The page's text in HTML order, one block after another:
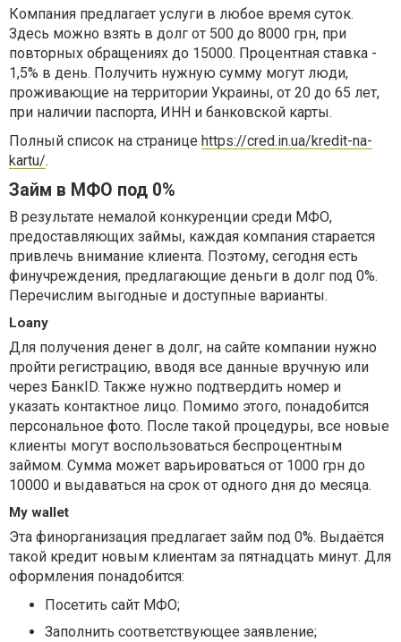
Компания предлагает услуги в любое время суток.
Здесь можно взять в долг от 500 до 8000 грн, при
повторных обращениях до 15000. Процентная ставка -
1,5% в день. Получить нужную сумму могут люди,
проживающие на территории Украины, от 20 до 65 лет,
при наличии паспорта, ИНН и банковской карты.
Полный список на странице https://cred.in.ua/kredit-na-
kartu/.
Займ в МФО под 0%
В результате немалой конкуренции среди МФО,
предоставляющих займы, каждая компания старается
привлечь внимание клиента. Поэтому, сегодня есть
финучреждения, предлагающие деньги в долг под 0%.
Перечислим выгодные и доступные варианты.
Loany
Для получения денег в долг, на сайте компании нужно
пройти регистрацию, вводя все данные вручную или
через БанкID. Также нужно подтвердить номер и
указать контактное лицо. Помимо этого, понадобится
персональное фото. После такой процедуры, все новые
клиенты могут воспользоваться беспроцентным
займом. Сумма может варьироваться от 1000 грн до
10000 и выдаваться на срок от одного дня до месяца.
My wallet
Эта финорганизация предлагает займ под 0%. Выдаётся
такой кредит новым клиентам за пятнадцать минут. Для
оформления понадобится:
Посетить сайт МФО;
Заполнить соответствующее заявление;